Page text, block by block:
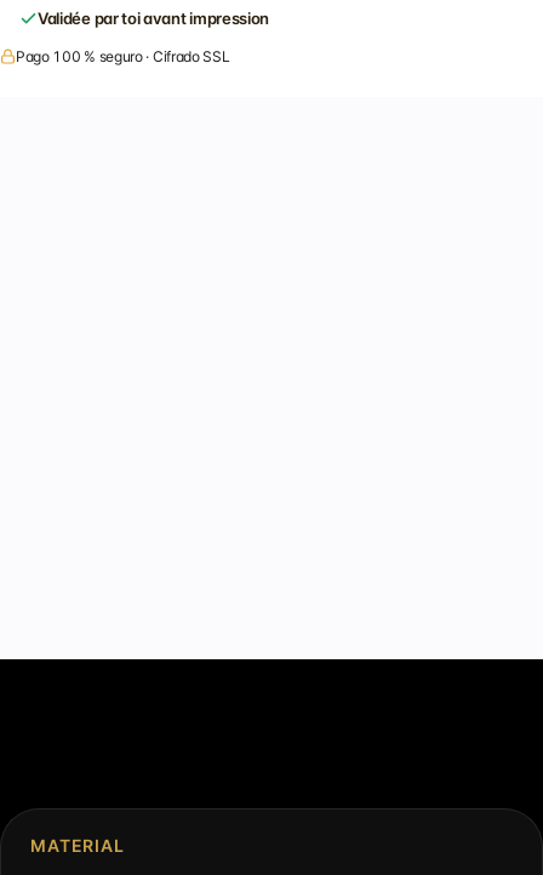
Validée par toi avant impression
Pago 100 % seguro · Cifrado SSL
MATERIAL